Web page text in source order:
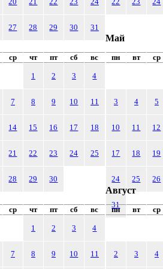
27 28 29 30 31
ср чт пт сб вс
1 2 3 4
7 8 9 10 11
14 15 16 17 18
21 22 23 24 25
28 29 30
Май
пн вт ср
3 4 5
10 11 12
17 18 19
24 25 26
31
ср чт пт сб вс
1 2 3 4
7 8 9 10 11
Август
пн вт ср
2 3 4